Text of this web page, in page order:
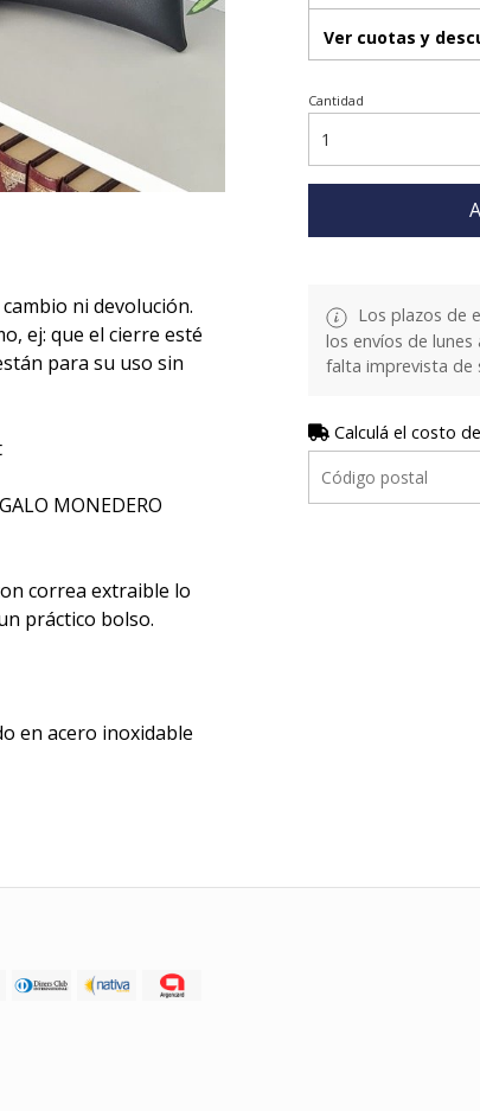
cambio ni devolución.
ej: que el cierre esté
para su uso sin
MONEDERO
correa extraible lo
práctico bolso.
en acero inoxidable
Ver cuotas y
Cantidad
Los plazos de
los envíos de lunes
falta imprevista de
Calculá el costo